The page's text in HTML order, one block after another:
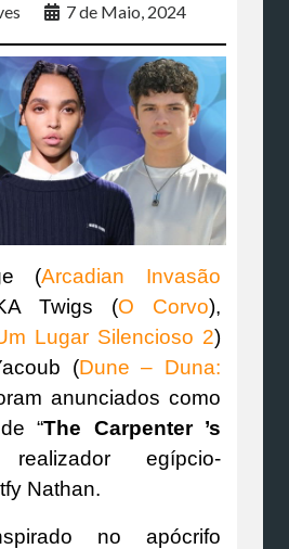
7 de Maio, 2024
(Arcadian Invasão
Twigs (O Corvo),
Lugar Silencioso 2)
(Dune – Duna:
anunciados como
“The Carpenter ’s
egípcio-
Nathan.
no apócrifo